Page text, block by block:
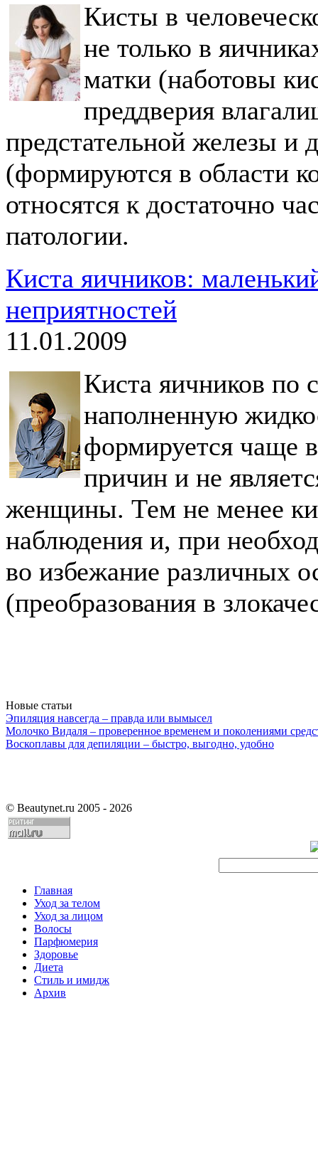
Кисты в
не только в
матки (наботовы
преддверия
предстательной железы и
(формируются в области
относятся к достаточно
патологии.
Киста яичников:
неприятностей
11.01.2009
Киста яичников по
наполненную
формируется чаще
причин и не
женщины. Тем не менее
наблюдения и, при
во избежание различных
(преобразования в
Новые статьи
Эпиляция навсегда – правда или вымысел
Молочко Видаля – проверенное временем и поколениями
Воскоплавы для депиляции – быстро, выгодно, удобно
© Beautynet.ru 2005 - 2026
Главная
Уход за телом
Уход за лицом
Волосы
Парфюмерия
Здоровье
Диета
Стиль и имидж
Архив